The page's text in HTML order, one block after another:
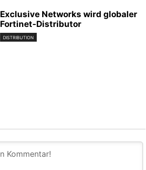
Exclusive Networks wird globaler
Fortinet-Distributor
DISTRIBUTION